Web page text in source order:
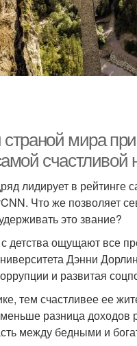
мира
счастливой
лидирует в рейтинге
Что же позволяет
это звание?
детства ощущают все
Дэнни
и развитая
тем счастливее ее
разница
между бедными и